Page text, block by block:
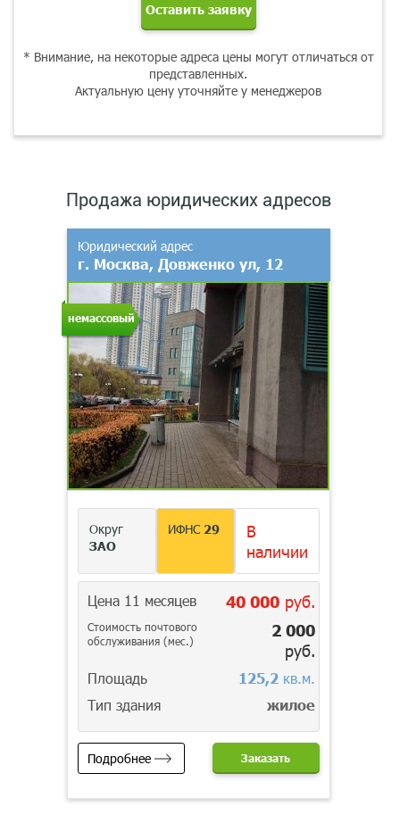
Оставить заявку
* Внимание, на некоторые адреса цены могут отличаться от
представленных.
Актуальную цену уточняйте у менеджеров
Продажа юридических адресов
немассовый
Юридический адрес
г. Москва, Довженко ул, 12
Округ
ЗАО
ИФНС 29
В
наличии
Цена 11 месяцев 40 000руб.
Стоимость почтового
обслуживания (мес.)
2 000
руб.
Площадь 125,2кв.м.
Тип здания
жилое
Подробнее Заказать